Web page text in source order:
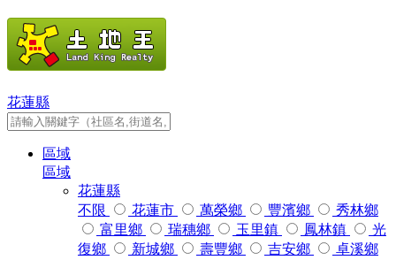
花蓮縣
區域
區域
花蓮縣
不限
花蓮市 萬榮鄉 豐濱鄉
秀林鄉
富里鄉
瑞穗鄉 玉里鎮 鳳林鎮
光
復鄉
新城鄉 壽豐鄉 吉安鄉 卓溪鄉